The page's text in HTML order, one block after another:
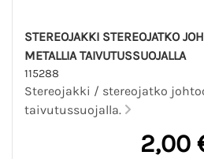
STEREOJAKKI STEREOJATKO
METALLIA TAIVUTUSSUOJALLA
115288
Stereojakki / stereojatko
taivutussuojalla.
2,00